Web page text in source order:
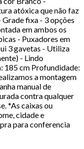
atóxica que não faz
fixa - 3 opções
em ambos os
- Puxadores em
3 gavetas - Utiliza
- Lindo
185 cm Profundidade:
a montagem
manual de
contra qualquer
*As caixas ou
cidade e
para conferencia